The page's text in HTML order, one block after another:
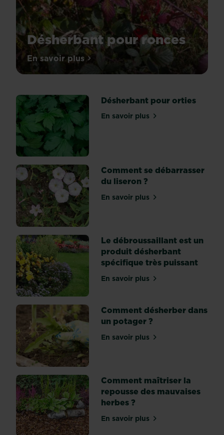
Désherbant pour ronces
Les
mauvaises
herbes
communes
en
France
et
peuvent
être
gênantes
car
elles
se
répandent
très
vite.
Les
pousses
grandissent
très
vite,
et
lorsqu’elles
touchent
le
sol,
elles
produisent...
En savoir plussur Désherbant pour ronces
Désherbant pour orties
En savoir plussur Désherbant pour
Comment se débarrasser
du liseron ?
En savoir plussur Comment se
Le débroussaillant est un
produit désherbant
spécifique très puissant
En savoir plussur Le débroussaillant
Comment désherber dans
un potager ?
En savoir plussur Comment désherber
Comment maîtriser la
repousse des mauvaises
herbes ?
En savoir plussur Comment maîtriser la